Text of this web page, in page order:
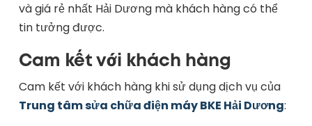
và giá rẻ nhất Hải Dương mà khách hàng có thể
tin tưởng được.
Cam kết với khách hàng
Cam kết với khách hàng khi sử dụng dịch vụ của
Trung tâm sửa chữa điện máy BKE Hải Dương: